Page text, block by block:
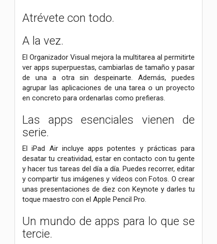
Atrévete con todo.
A la vez.
El Organizador Visual mejora la multitarea al permitirte
ver apps superpuestas, cambiarlas de tamaño y pasar
de una a otra sin despeinarte. Además, puedes
agrupar las aplicaciones de una tarea o un proyecto
en concreto para ordenarlas como prefieras.
Las apps esenciales vienen de
serie.
El iPad Air incluye apps potentes y prácticas para
desatar tu creatividad, estar en contacto con tu gente
y hacer tus tareas del día a día. Puedes recorrer, editar
y compartir tus imágenes y vídeos con Fotos. O crear
unas presentaciones de diez con Keynote y darles tu
toque maestro con el Apple Pencil Pro.
Un mundo de apps para lo que se
tercie.